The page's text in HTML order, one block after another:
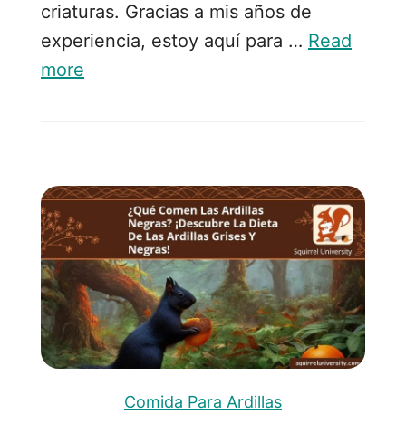
criaturas. Gracias a mis años de
experiencia, estoy aquí para … Read
more
Comida Para Ardillas